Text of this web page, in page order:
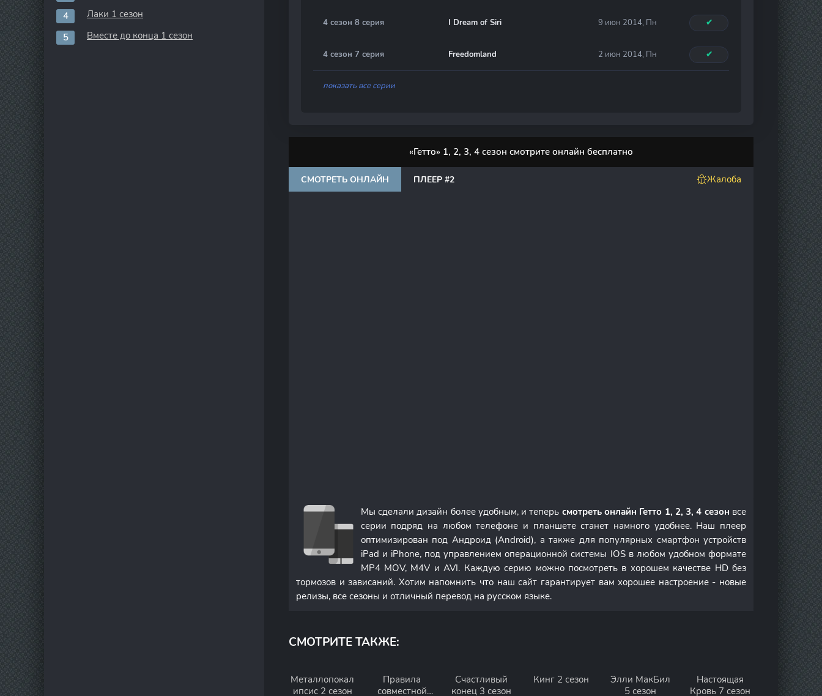
4 сезон 8 серия I Dream of Siri 9 июн 2014, Пн ✔
4 сезон 7 серия Freedomland 2 июн 2014, Пн ✔
показать все серии
«Гетто» 1, 2, 3, 4 сезон смотрите онлайн бесплатно
СМОТРЕТЬ ОНЛАЙН ПЛЕЕР #2 Жалоба
Мы сделали дизайн более удобным, и теперь смотреть онлайн Гетто 1, 2, 3, 4 сезон все
серии подряд на любом телефоне и планшете станет намного удобнее. Наш плеер
оптимизирован под Андроид (Android), а также для популярных смартфон устройств
iPad и iPhone, под управлением операционной системы IOS в любом удобном формате
MP4 MOV, M4V и AVI. Каждую серию можно посмотреть в хорошем качестве HD без
тормозов и зависаний. Хотим напомнить что наш сайт гарантирует вам хорошее настроение - новые
релизы, все сезоны и отличный перевод на русском языке.
СМОТРИТЕ ТАКЖЕ:
Металлопокал
ипсис 2 сезон
Правила
совместной
Счастливый
конец 3 сезон
Кинг 2 сезон
Элли МакБил
5 сезон
Настоящая
Кровь 7 сезон
Лаки 1 сезон
Вместе до конца 1 сезон